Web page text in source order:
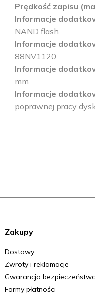
Prędkość zapisu
Informacje
NAND flash
Informacje
88NV1120
Informacje
mm
Informacje
poprawnej pracy
Zakupy
Dostawy
Zwroty i reklamacje
Gwarancja bezpieczeństwa
Formy płatności